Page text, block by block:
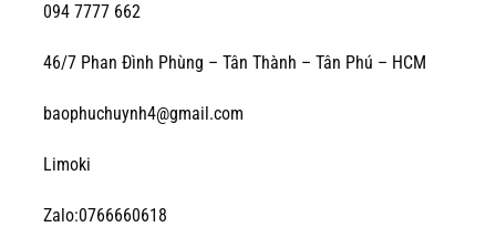
094 7777 662
46/7 Phan Đình Phùng – Tân Thành – Tân Phú – HCM
baophuchuynh4@gmail.com
Limoki
Zalo:0766660618